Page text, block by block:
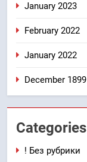
January 2023
February 2022
January 2022
December 1899
Categories
! Без рубрики